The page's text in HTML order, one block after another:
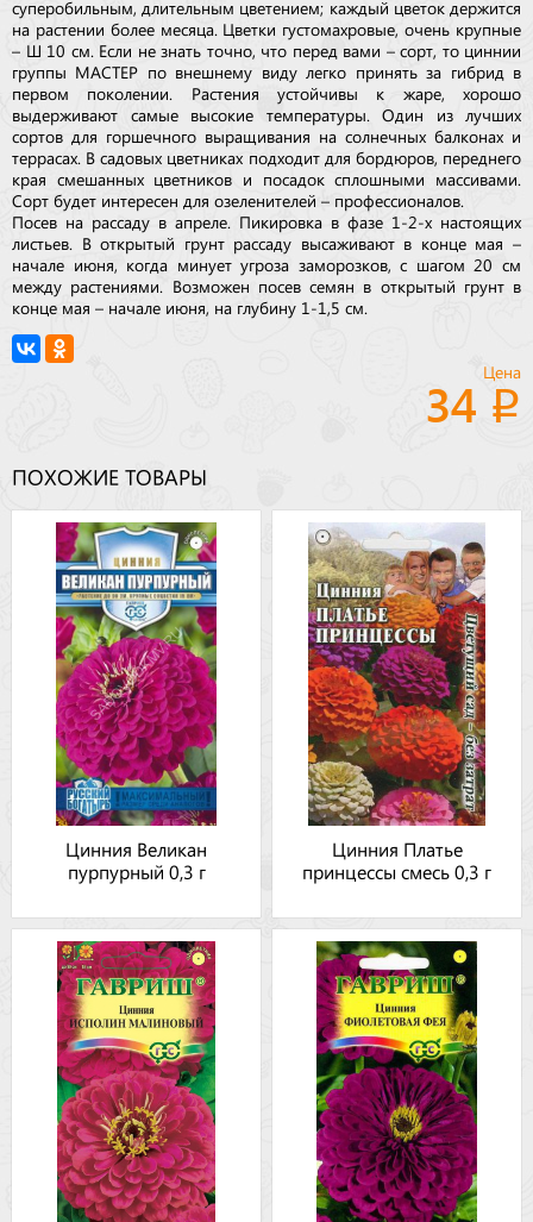
суперобильным, длительным цветением; каждый цветок держится
на растении более месяца. Цветки густомахровые, очень крупные
– Ш 10 см. Если не знать точно, что перед вами – сорт, то циннии
группы МАСТЕР по внешнему виду легко принять за гибрид в
первом поколении. Растения устойчивы к жаре, хорошо
выдерживают самые высокие температуры. Один из лучших
сортов для горшечного выращивания на солнечных балконах и
террасах. В садовых цветниках подходит для бордюров, переднего
края смешанных цветников и посадок сплошными массивами.
Сорт будет интересен для озеленителей – профессионалов.
Посев на рассаду в апреле. Пикировка в фазе 1-2-х настоящих
листьев. В открытый грунт рассаду высаживают в конце мая –
начале июня, когда минует угроза заморозков, с шагом 20 см
между растениями. Возможен посев семян в открытый грунт в
конце мая – начале июня, на глубину 1-1,5 см.
Цена
34
ПОХОЖИЕ ТОВАРЫ
Цинния Великан
пурпурный 0,3 г
Цинния Платье
принцессы смесь 0,3 г